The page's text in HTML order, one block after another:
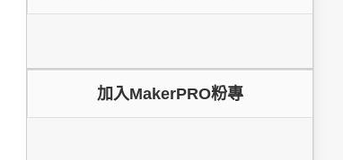
加入MakerPRO粉專